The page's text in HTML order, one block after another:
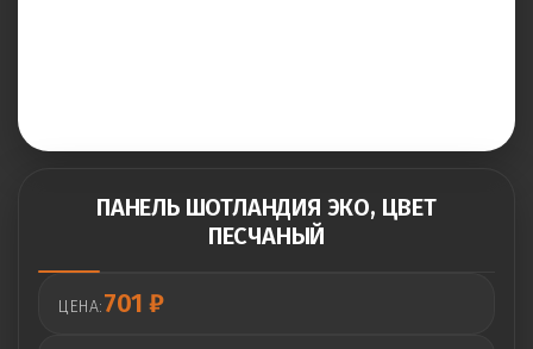
ПАНЕЛЬ ШОТЛАНДИЯ ЭКО, ЦВЕТ
ПЕСЧАНЫЙ
ЦЕНА:701 ₽